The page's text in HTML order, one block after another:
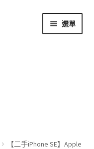
選單
【二手iPhone SE】Apple